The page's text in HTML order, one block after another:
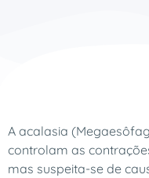
A acalasia
controlam as
mas suspeita-se de